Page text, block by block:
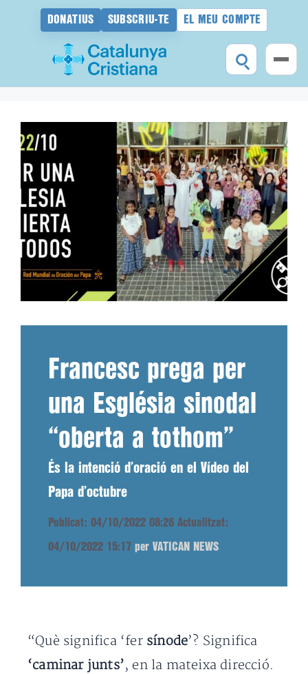
DONATIUS SUBSCRIU-TE EL MEU COMPTE
Francesc prega per
una Església sinodal
“oberta a tothom”
És la intenció d’oració en el Vídeo del
Papa d’octubre
Publicat: 04/10/2022 08:26 Actualitzat:
04/10/2022 15:17 per VATICAN NEWS
“Què significa ‘fer sínode’? Significa
‘caminar junts’, en la mateixa direcció.